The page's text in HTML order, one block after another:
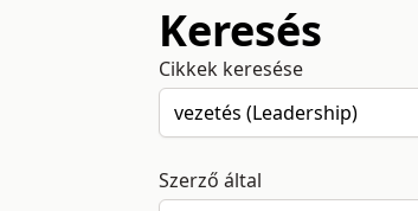
Keresés
Cikkek keresése
Szerző által